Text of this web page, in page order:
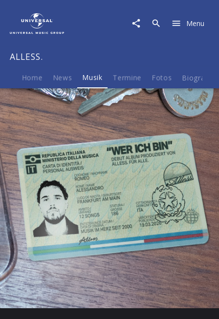
ich
Menu
ALLESS.
Home News Musik Termine Fotos Biografie